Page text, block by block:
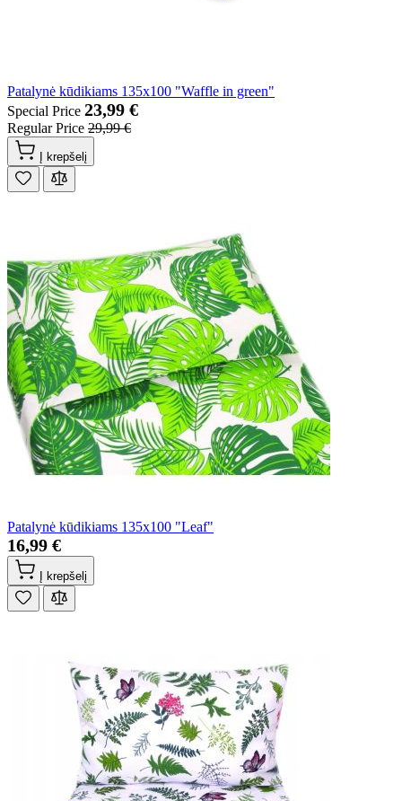
Patalynė kūdikiams 135x100 "Waffle in green"
Special Price 23,99 €
Regular Price 29,99 €
Į krepšelį
Patalynė kūdikiams 135x100 "Leaf"
16,99 €
Į krepšelį